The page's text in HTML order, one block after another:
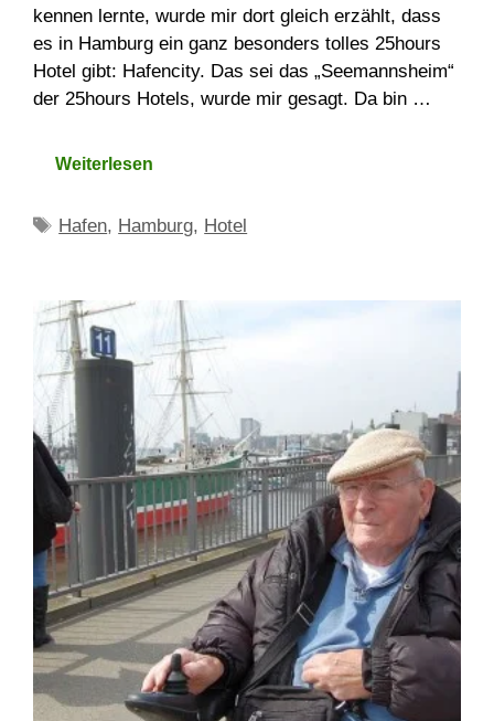
kennen lernte, wurde mir dort gleich erzählt, dass
es in Hamburg ein ganz besonders tolles 25hours
Hotel gibt: Hafencity. Das sei das „Seemannsheim“
der 25hours Hotels, wurde mir gesagt. Da bin …
Weiterlesen
Schlagwörter
Hafen, Hamburg, Hotel